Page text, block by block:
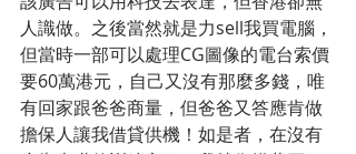
人識做。之後當然就是力sell我買電腦，
但當時一部可以處理CG圖像的電台索價
要60萬港元，自己又沒有那麼多錢，唯
有回家跟爸爸商量，但爸爸又答應肯做
擔保人讓我借貸供機！如是者，在沒有